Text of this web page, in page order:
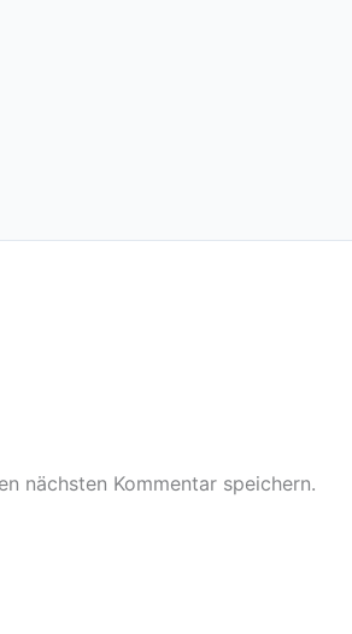
nächsten Kommentar speichern.